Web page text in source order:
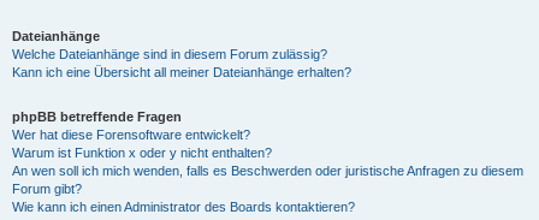
Dateianhänge
Welche Dateianhänge sind in diesem Forum zulässig?
Kann ich eine Übersicht all meiner Dateianhänge erhalten?
phpBB betreffende Fragen
Wer hat diese Forensoftware entwickelt?
Warum ist Funktion x oder y nicht enthalten?
An wen soll ich mich wenden, falls es Beschwerden oder juristische Anfragen zu diesem
Forum gibt?
Wie kann ich einen Administrator des Boards kontaktieren?